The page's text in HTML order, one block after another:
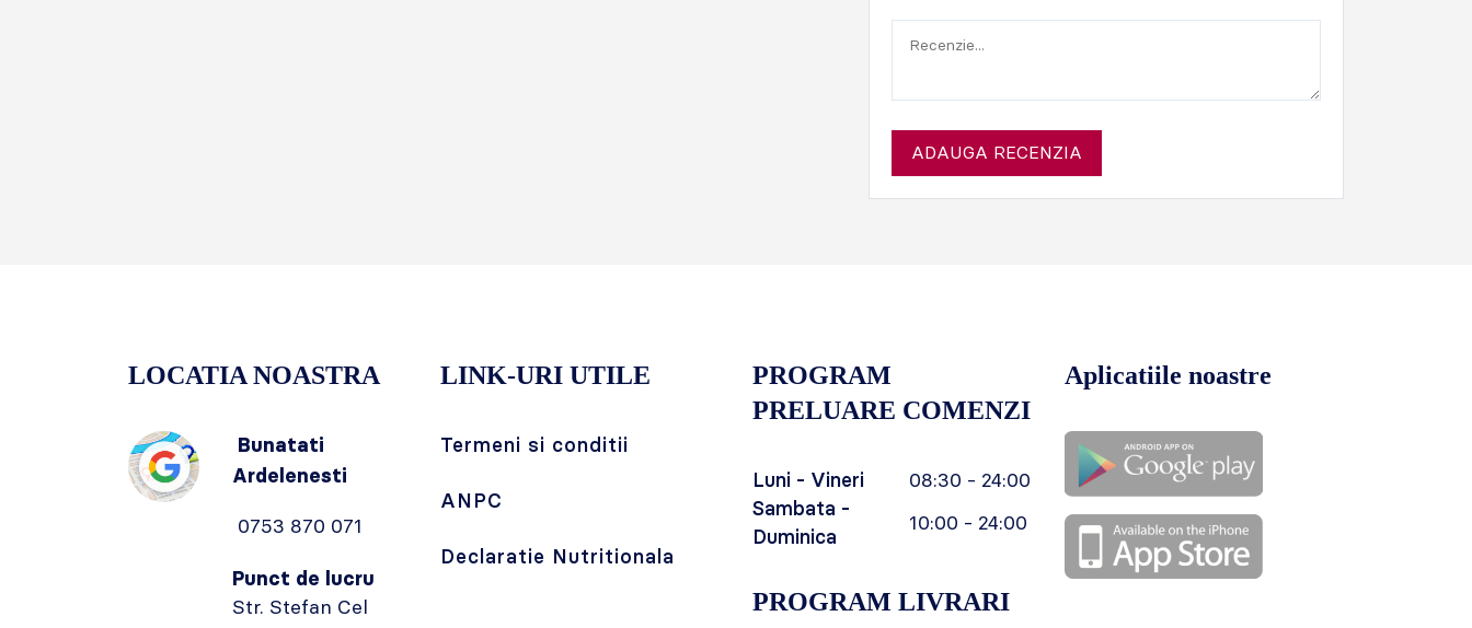
ADAUGA RECENZIA
LOCATIA NOASTRA
Bunatati
Ardelenesti
0753 870 071
Punct de lucru
Str. Stefan Cel
LINK-URI UTILE
Termeni si conditii
ANPC
Declaratie Nutritionala
PROGRAM
PRELUARE COMENZI
Luni - Vineri
08:30 - 24:00
Sambata -
Duminica
10:00 - 24:00
PROGRAM LIVRARI
Aplicatiile noastre